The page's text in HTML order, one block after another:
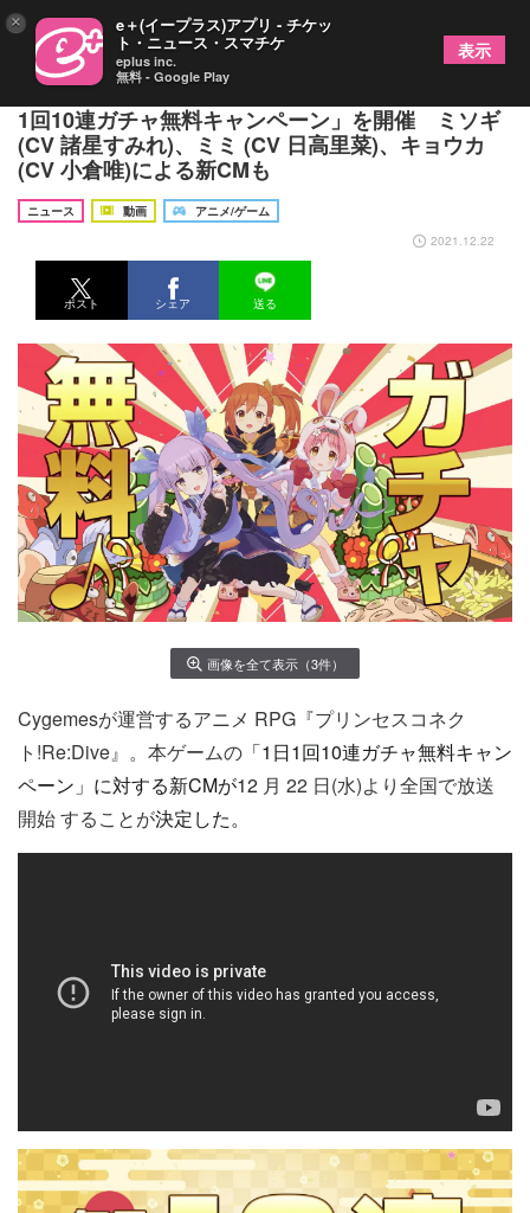
アニメRPG『プリンセスコネクト！ReDive』「1日
1回10連ガチャ無料キャンペーン」を開催 ミソギ
(CV 諸星すみれ)、ミミ (CV 日高里菜)、キョウカ
(CV 小倉唯)による新CMも
ニュース 動画
アニメ/ゲーム
2021.12.22
ポスト シェア 送る
画像を全て表示（3件）
Cygemesが運営するアニメ RPG 『プリンセスコネク
ト !Re:Dive』。 本ゲームの 「1 日1回10連ガチャ無料キャン
ペーン」に対する新CMが12 月 22 日(水)より全国で放送
開始することが決定した。
× e＋(イープラス)アプリ - チケッ
ト・ニュース・スマチケ
eplus inc.
無料 - Google Play
表示